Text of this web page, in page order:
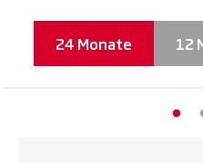
24 Monate 12